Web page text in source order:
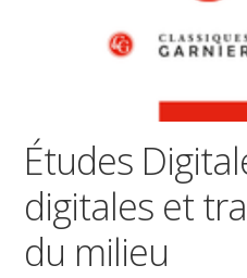
Études
digitales et
du milieu